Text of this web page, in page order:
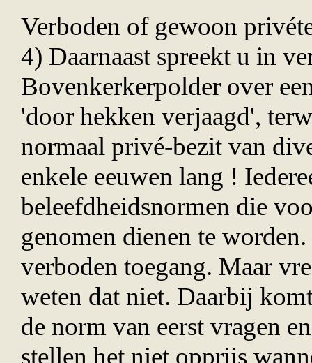
Verboden of gewoon privé
4) Daarnaast spreekt u in
Bovenkerkerpolder over
'door hekken verjaagd',
normaal privé-bezit van
enkele eeuwen lang !
beleefdheidsnormen die
genomen dienen te
verboden toegang. Maar
weten dat niet. Daarbij
de norm van eerst vragen
stellen het niet opprijs